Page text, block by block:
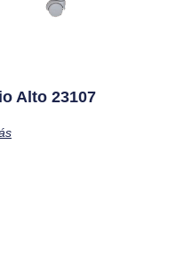
Alto 23107